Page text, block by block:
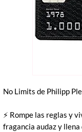
No Limits de Philipp
⚡ Rompe las reglas y
fragancia audaz y